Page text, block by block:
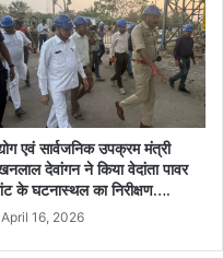
एवं सार्वजनिक उपक्रम मंत्री
देवांगन ने किया वेदांता पावर
के घटनास्थल का निरीक्षण….
April 16, 2026